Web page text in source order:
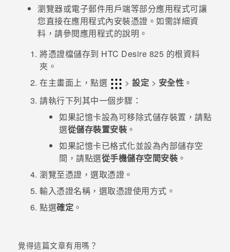
瀏覽器或電子郵件用戶端等部分應用程式可讓
您直接在應用程式內安裝憑證。如需詳細資
料，請參閱應用程式的說明。
將憑證檔儲存到 HTC Desire 825 的根資料
夾。
在主畫面上，點選 > 設定 > 安全性 。
請執行下列其中一個步驟：
如果記憶卡設為可移除式儲存裝置，請點
選從儲存裝置安裝 。
如果記憶卡已格式化並設為內部儲存空
間，請點選從手機儲存空間安裝 。
瀏覽至憑證，選取憑證。
輸入憑證名稱，選取憑證使用方式。
點選確定 。
覺得這篇文章有用嗎？